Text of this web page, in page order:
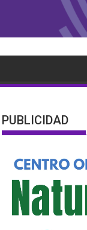
PUBLICIDAD